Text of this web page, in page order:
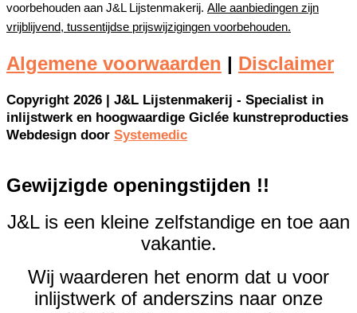
voorbehouden aan J&L Lijstenmakerij. Alle aanbiedingen zijn
vrijblijvend, tussentijdse prijswijzigingen voorbehouden.
Algemene voorwaarden Disclaimer
Copyright 2026 | J&L Lijstenmakerij - Specialist in
inlijstwerk en hoogwaardige Giclée kunstreproducties
Webdesign door Systemedic
Gewijzigde openingstijden !!
J&L is een kleine zelfstandige en toe aan
vakantie.
Wij waarderen het enorm dat u voor
inlijstwerk of anderszins naar onze